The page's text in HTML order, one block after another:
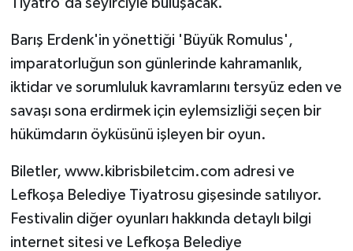
Barış Erdenk'in yönettiği 'Büyük Romulus',
imparatorluğun son günlerinde kahramanlık,
iktidar ve sorumluluk kavramlarını tersyüz eden ve
savaşı sona erdirmek için eylemsizliği seçen bir
hükümdarın öyküsünü işleyen bir oyun.
Biletler, www.kibrisbiletcim.com adresi ve
Lefkoşa Belediye Tiyatrosu gişesinde satılıyor.
Festivalin diğer oyunları hakkında detaylı bilgi
internet sitesi ve Lefkoşa Belediye